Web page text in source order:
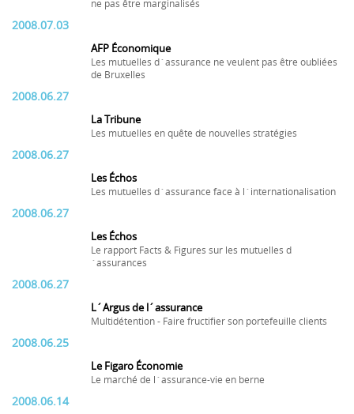
ne pas être marginalisés
2008.07.03
AFP Économique
Les mutuelles d´assurance ne veulent pas être oubliées
de Bruxelles
2008.06.27
La Tribune
Les mutuelles en quête de nouvelles stratégies
2008.06.27
Les Échos
Les mutuelles d´assurance face à l´internationalisation
2008.06.27
Les Échos
Le rapport Facts & Figures sur les mutuelles d
´assurances
2008.06.27
L´Argus de l´assurance
Multidétention - Faire fructifier son portefeuille clients
2008.06.25
Le Figaro Économie
Le marché de l´assurance-vie en berne
2008.06.14